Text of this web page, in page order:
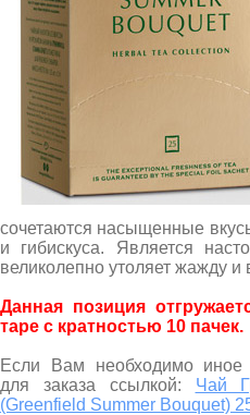
сочетаются насыщенные
и гибискуса. Является
великолепно утоляет жажду и
Данная позиция
таре с кратностью 10 пачек.
Если Вам необходимо иное
для заказа ссылкой: Чай
(Greenfield Summer Bouquet)